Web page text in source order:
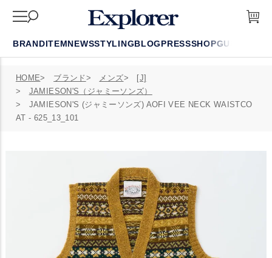
BRANDITEMNEWSSTYLINGBLOGPRESSSHOPGUIDE
HOME ブランド メンズ
[J]
JAMIESON'S（ジャミーソンズ）
JAMIESON'S (ジャミーソンズ) AOFI VEE NECK WAISTCO
AT - 625_13_101